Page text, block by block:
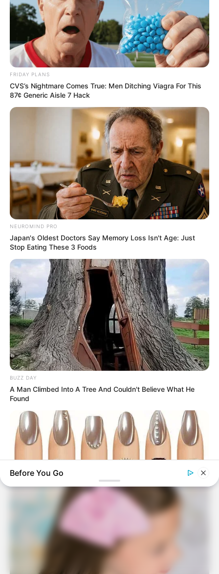
FRIDAY PLANS
CVS’s Nightmare Comes True: Men Ditching Viagra For This
87¢ Generic Aisle 7 Hack
NEUROMIND PRO
Japan's Oldest Doctors Say Memory Loss Isn't Age: Just
Stop Eating These 3 Foods
BUZZ DAY
A Man Climbed Into A Tree And Couldn't Believe What He
Found
What Your Nails And Rings Say About Who You Really Are!
Before You Go